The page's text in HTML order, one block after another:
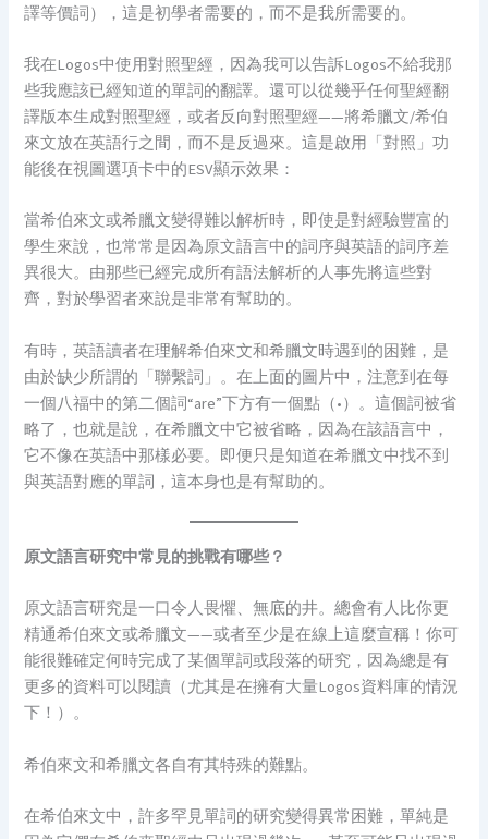
譯等價詞），這是初學者需要的，而不是我所需要的。
我在Logos中使用對照聖經，因為我可以告訴Logos不給我那
些我應該已經知道的單詞的翻譯。還可以從幾乎任何聖經翻
譯版本生成對照聖經，或者反向對照聖經——將希臘文/希伯
來文放在英語行之間，而不是反過來。這是啟用「對照」功
能後在視圖選項卡中的ESV顯示效果：
當希伯來文或希臘文變得難以解析時，即使是對經驗豐富的
學生來說，也常常是因為原文語言中的詞序與英語的詞序差
異很大。由那些已經完成所有語法解析的人事先將這些對
齊，對於學習者來說是非常有幫助的。
有時，英語讀者在理解希伯來文和希臘文時遇到的困難，是
由於缺少所謂的「聯繫詞」。在上面的圖片中，注意到在每
一個八福中的第二個詞“are”下方有一個點（•）。這個詞被省
略了，也就是說，在希臘文中它被省略，因為在該語言中，
它不像在英語中那樣必要。即便只是知道在希臘文中找不到
與英語對應的單詞，這本身也是有幫助的。
原文語言研究中常見的挑戰有哪些？
原文語言研究是一口令人畏懼、無底的井。總會有人比你更
精通希伯來文或希臘文——或者至少是在線上這麼宣稱！你可
能很難確定何時完成了某個單詞或段落的研究，因為總是有
更多的資料可以閱讀（尤其是在擁有大量Logos資料庫的情況
下！）。
希伯來文和希臘文各自有其特殊的難點。
在希伯來文中，許多罕見單詞的研究變得異常困難，單純是